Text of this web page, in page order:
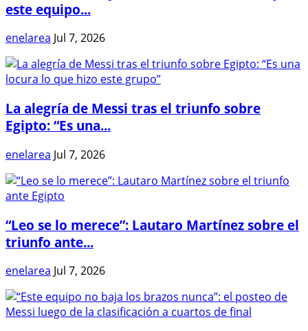
este equipo...
enelarea Jul 7, 2026
La alegría de Messi tras el triunfo sobre
Egipto: “Es una...
enelarea Jul 7, 2026
“Leo se lo merece”: Lautaro Martínez sobre el
triunfo ante...
enelarea Jul 7, 2026